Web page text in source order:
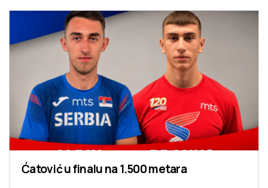
Ćatović u finalu na 1.500 metara